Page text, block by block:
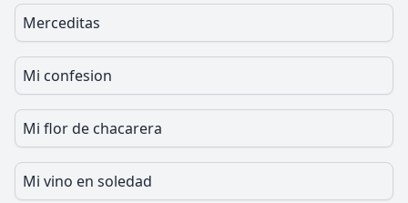
Merceditas
Mi confesion
Mi flor de chacarera
Mi vino en soledad